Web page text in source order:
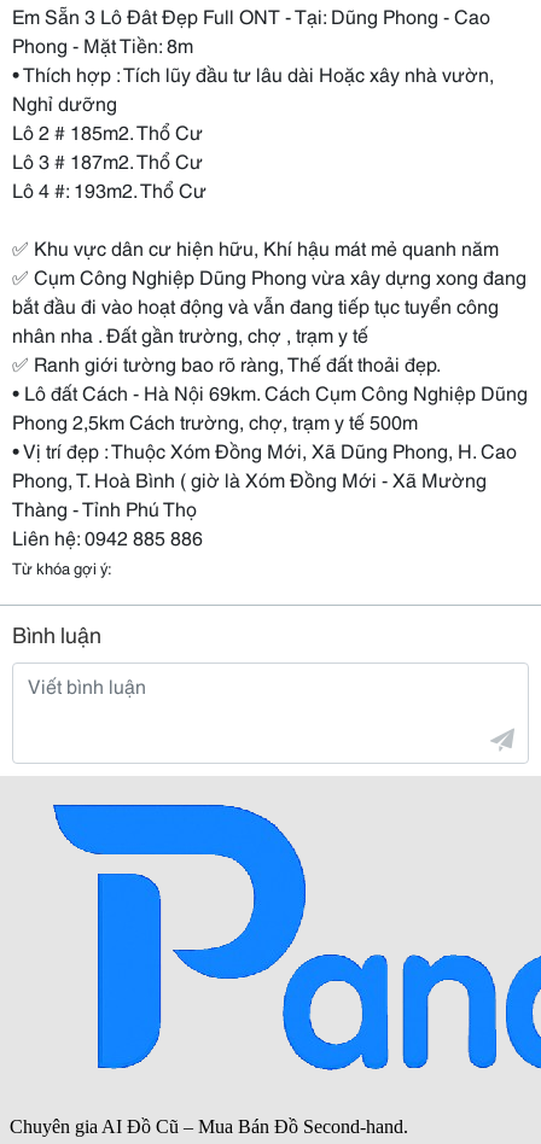
Em Sẵn 3 Lô Đât Đẹp Full ONT - Tại: Dũng Phong - Cao
Phong - Mặt Tiền: 8m
• Thích hợp : Tích lũy đầu tư lâu dài Hoặc xây nhà vườn,
Nghỉ dưỡng
Lô 2 # 185m2. Thổ Cư
Lô 3 # 187m2. Thổ Cư
Lô 4 #: 193m2. Thổ Cư
✅ Khu vực dân cư hiện hữu, Khí hậu mát mẻ quanh năm
✅ Cụm Công Nghiệp Dũng Phong vừa xây dựng xong đang
bắt đầu đi vào hoạt động và vẫn đang tiếp tục tuyển công
nhân nha . Đất gần trường, chợ , trạm y tế
✅ Ranh giới tường bao rõ ràng, Thế đất thoải đẹp.
• Lô đất Cách - Hà Nội 69km. Cách Cụm Công Nghiệp Dũng
Phong 2,5km Cách trường, chợ, trạm y tế 500m
• Vị trí đẹp : Thuộc Xóm Đồng Mới, Xã Dũng Phong, H. Cao
Phong, T. Hoà Bình ( giờ là Xóm Đồng Mới - Xã Mường
Thàng - Tỉnh Phú Thọ
Liên hệ: 0942 885 886
Từ khóa gợi ý:
Bình luận